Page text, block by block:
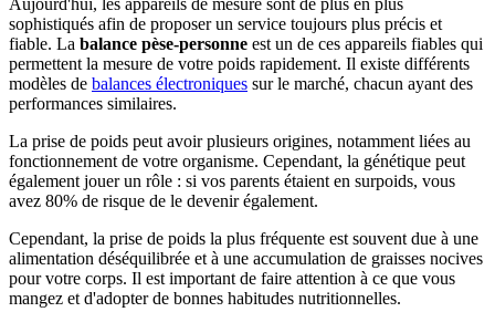
sophistiqués afin de proposer un service toujours plus précis et
fiable. La balance pèse-personne est un de ces appareils fiables qui
permettent la mesure de votre poids rapidement. Il existe différents
modèles de balances électroniques sur le marché, chacun ayant des
performances similaires.
La prise de poids peut avoir plusieurs origines, notamment liées au
fonctionnement de votre organisme. Cependant, la génétique peut
également jouer un rôle : si vos parents étaient en surpoids, vous
avez 80% de risque de le devenir également.
Cependant, la prise de poids la plus fréquente est souvent due à une
alimentation déséquilibrée et à une accumulation de graisses nocives
pour votre corps. Il est important de faire attention à ce que vous
mangez et d'adopter de bonnes habitudes nutritionnelles.